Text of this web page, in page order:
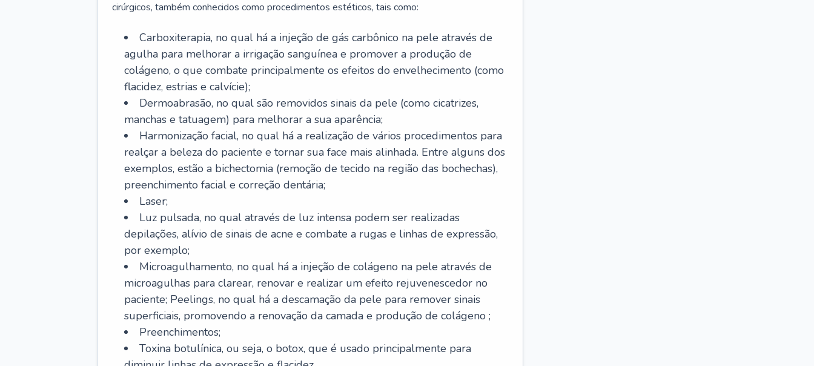
cirúrgicos, também conhecidos como procedimentos estéticos, tais como:
Carboxiterapia, no qual há a injeção de gás carbônico na pele através de
agulha para melhorar a irrigação sanguínea e promover a produção de
colágeno, o que combate principalmente os efeitos do envelhecimento (como
flacidez, estrias e calvície);
Dermoabrasão, no qual são removidos sinais da pele (como cicatrizes,
manchas e tatuagem) para melhorar a sua aparência;
Harmonização facial, no qual há a realização de vários procedimentos para
realçar a beleza do paciente e tornar sua face mais alinhada. Entre alguns dos
exemplos, estão a bichectomia (remoção de tecido na região das bochechas),
preenchimento facial e correção dentária;
Laser;
Luz pulsada, no qual através de luz intensa podem ser realizadas
depilações, alívio de sinais de acne e combate a rugas e linhas de expressão,
por exemplo;
Microagulhamento, no qual há a injeção de colágeno na pele através de
microagulhas para clarear, renovar e realizar um efeito rejuvenescedor no
paciente; Peelings, no qual há a descamação da pele para remover sinais
superficiais, promovendo a renovação da camada e produção de colágeno ;
Preenchimentos;
Toxina botulínica, ou seja, o botox, que é usado principalmente para